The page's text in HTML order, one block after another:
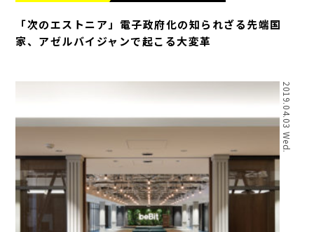
「次のエストニア」電子政府化の知られざる先端国
家、アゼルバイジャンで起こる大変革
2019.04.03 Wed.